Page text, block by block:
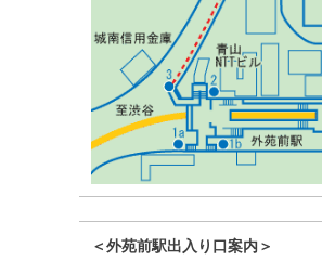
＜外苑前駅出入り口案内＞